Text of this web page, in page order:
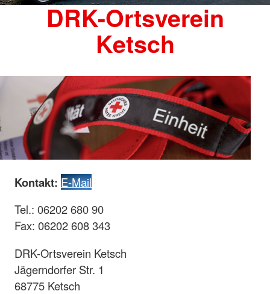
DRK-Ortsverein
Ketsch
Kontakt: E-Mail
Tel.: 06202 680 90
Fax: 06202 608 343
DRK-Ortsverein Ketsch
Jägerndorfer Str. 1
68775 Ketsch